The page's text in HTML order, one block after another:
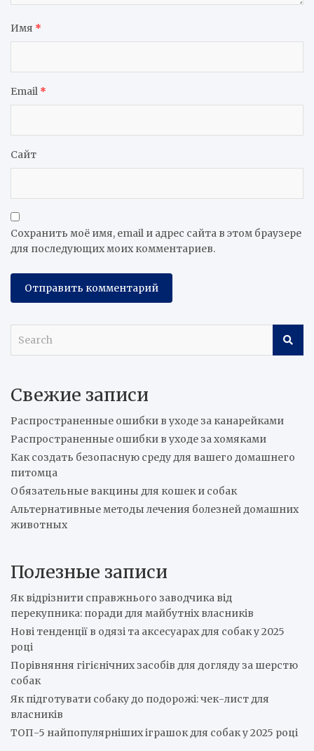
Имя *
Email *
Сайт
Сохранить моё имя, email и адрес сайта в этом браузере
для последующих моих комментариев.
c
Свежие записи
Распространенные ошибки в уходе за канарейками
Распространенные ошибки в уходе за хомяками
Как создать безопасную среду для вашего домашнего
питомца
Обязательные вакцины для кошек и собак
Альтернативные методы лечения болезней домашних
животных
Полезные записи
Як відрізнити справжнього заводчика від
перекупника: поради для майбутніх власників
Нові тенденції в одязі та аксесуарах для собак у 2025
році
Порівняння гігієнічних засобів для догляду за шерстю
собак
Як підготувати собаку до подорожі: чек-лист для
власників
ТОП-5 найпопулярніших іграшок для собак у 2025 році